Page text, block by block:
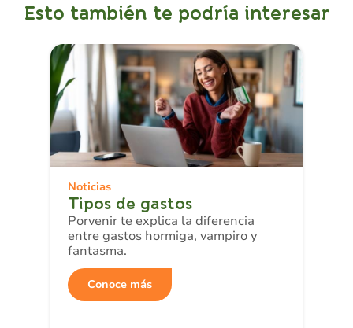
Esto también te podría interesar
Noticias
Tipos de gastos
Porvenir te explica la diferencia
entre gastos hormiga, vampiro y
fantasma.
Conoce más